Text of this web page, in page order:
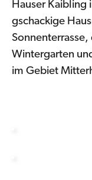
Hauser Kaibling
gschackige
Wintergarten
im Gebiet